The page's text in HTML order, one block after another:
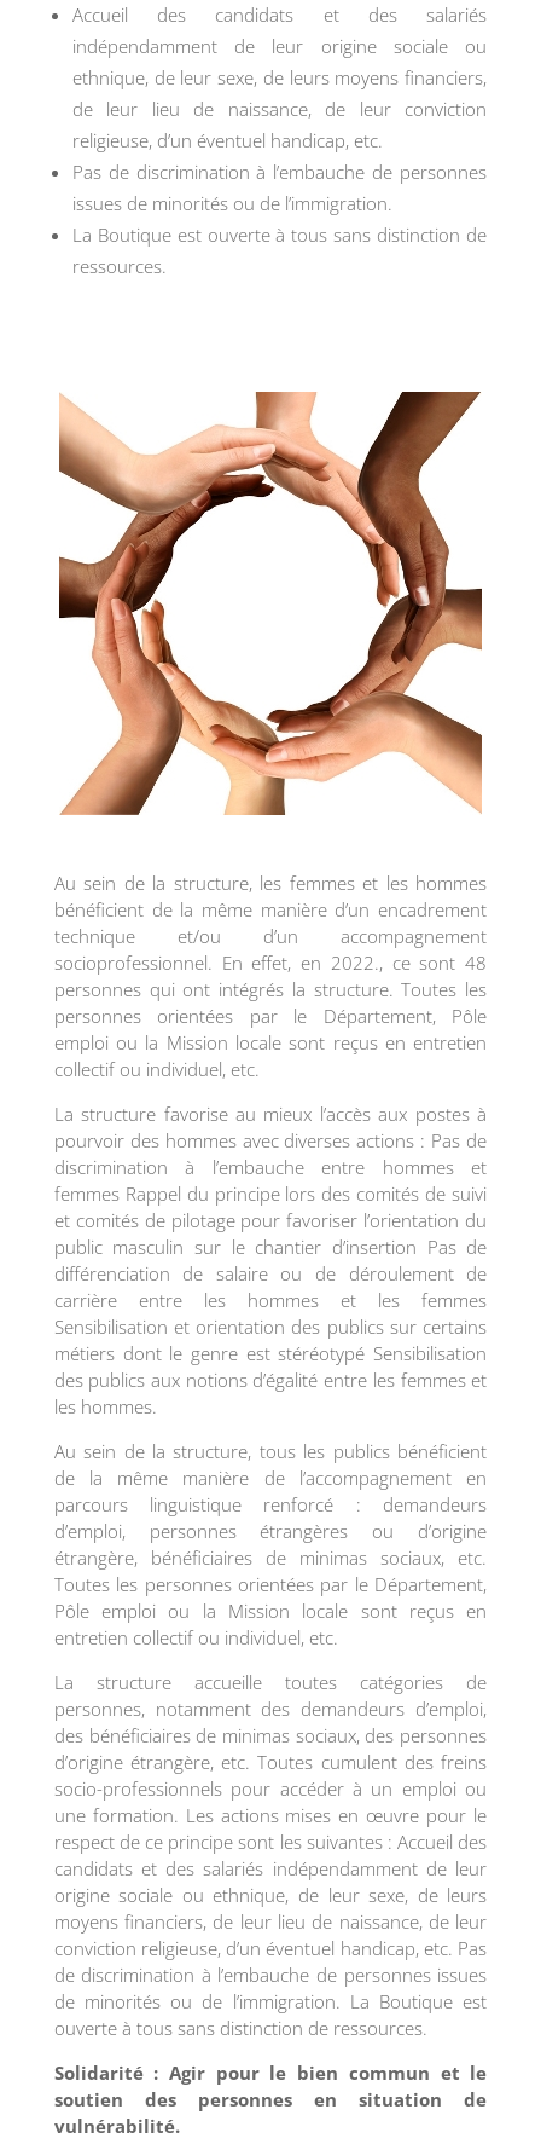
Accueil des candidats et des salariés
indépendamment de leur origine sociale ou
ethnique, de leur sexe, de leurs moyens financiers,
de leur lieu de naissance, de leur conviction
religieuse, d’un éventuel handicap, etc.
Pas de discrimination à l’embauche de personnes
issues de minorités ou de l’immigration.
La Boutique est ouverte à tous sans distinction de
ressources.
Au sein de la structure, les femmes et les hommes
bénéficient de la même manière d’un encadrement
technique et/ou d’un accompagnement
socioprofessionnel. En effet, en 2022., ce sont 48
personnes qui ont intégrés la structure. Toutes les
personnes orientées par le Département, Pôle
emploi ou la Mission locale sont reçus en entretien
collectif ou individuel, etc.
La structure favorise au mieux l’accès aux postes à
pourvoir des hommes avec diverses actions : Pas de
discrimination à l’embauche entre hommes et
femmes Rappel du principe lors des comités de suivi
et comités de pilotage pour favoriser l’orientation du
public masculin sur le chantier d’insertion Pas de
différenciation de salaire ou de déroulement de
carrière entre les hommes et les femmes
Sensibilisation et orientation des publics sur certains
métiers dont le genre est stéréotypé Sensibilisation
des publics aux notions d’égalité entre les femmes et
les hommes.
Au sein de la structure, tous les publics bénéficient
de la même manière de l’accompagnement en
parcours linguistique renforcé : demandeurs
d’emploi, personnes étrangères ou d’origine
étrangère, bénéficiaires de minimas sociaux, etc.
Toutes les personnes orientées par le Département,
Pôle emploi ou la Mission locale sont reçus en
entretien collectif ou individuel, etc.
La structure accueille toutes catégories de
personnes, notamment des demandeurs d’emploi,
des bénéficiaires de minimas sociaux, des personnes
d’origine étrangère, etc. Toutes cumulent des freins
socio-professionnels pour accéder à un emploi ou
une formation. Les actions mises en œuvre pour le
respect de ce principe sont les suivantes : Accueil des
candidats et des salariés indépendamment de leur
origine sociale ou ethnique, de leur sexe, de leurs
moyens financiers, de leur lieu de naissance, de leur
conviction religieuse, d’un éventuel handicap, etc. Pas
de discrimination à l’embauche de personnes issues
de minorités ou de l’immigration. La Boutique est
ouverte à tous sans distinction de ressources.
Solidarité : Agir pour le bien commun et le
soutien des personnes en situation de
vulnérabilité.